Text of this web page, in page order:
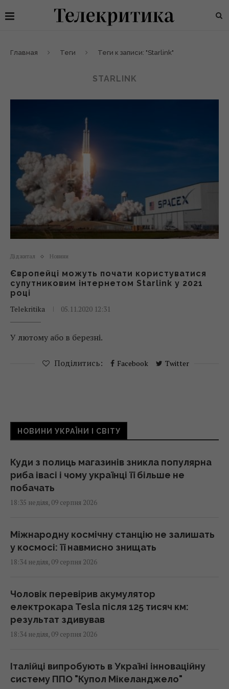
Главная Теги Теги к записи: "Starlink"
STARLINK
Діджитал Новини
Європейці можуть почати користуватися
супутниковим інтернетом Starlink у 2021
році
Telekritika
05.11.2020 12:31
У лютому або в березні.
Поділитись: Facebook Twitter
НОВИНИ УКРАЇНИ І СВІТУ
Куди з полиць магазинів зникла популярна
риба івасі і чому українці її більше не
побачать
18:35 неділя, 09 серпня 2026
Міжнародну космічну станцію не залишать
у космосі: її навмисно знищать
18:34 неділя, 09 серпня 2026
Чоловік перевірив акумулятор
електрокара Tesla після 125 тисяч км:
результат здивував
18:34 неділя, 09 серпня 2026
Італійці випробують в Україні інноваційну
систему ППО "Купол Мікеланджело"